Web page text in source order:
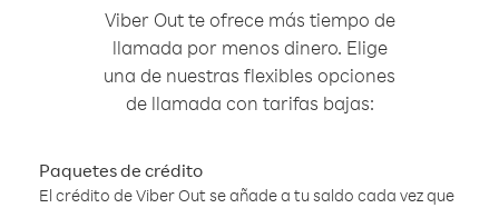
Viber Out te ofrece más tiempo de
llamada por menos dinero. Elige
una de nuestras flexibles opciones
de llamada con tarifas bajas:
Paquetes de crédito
El crédito de Viber Out se añade a tu saldo cada vez que